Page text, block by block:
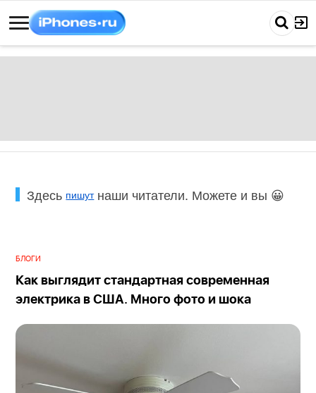
Здесь пишутнаши читатели. Можете и вы 😀
БЛОГИ
Как выглядит стандартная современная
электрика в США. Много фото и шока